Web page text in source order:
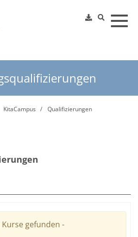
KitaCampus Qualifizierungen
gefunden -